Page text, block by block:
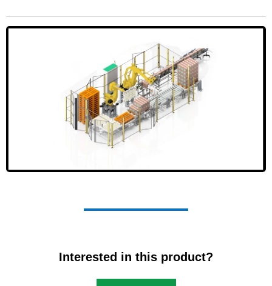
Interested in this product?